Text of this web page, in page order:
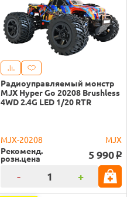
Радиоуправляемый монстр
MJX Hyper Go 20208 Brushless
4WD 2.4G LED 1/20 RTR
MJX-20208
MJX
Рекоменд.
розн.цена 5 990 o
- +